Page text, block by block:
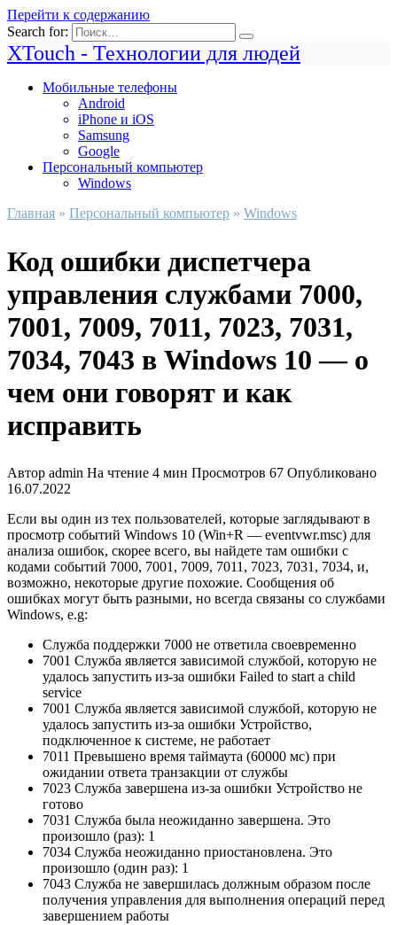
Перейти к содержанию
Search for:
XTouch - Технологии для людей
Мобильные телефоны
Android
iPhone и iOS
Samsung
Google
Персональный компьютер
Windows
Главная » Персональный компьютер » Windows
Код ошибки диспетчера
управления службами 7000,
7001, 7009, 7011, 7023, 7031,
7034, 7043 в Windows 10 — о
чем они говорят и как
исправить
Автор admin На чтение 4 мин Просмотров 67 Опубликовано
16.07.2022
Если вы один из тех пользователей, которые заглядывают в
просмотр событий Windows 10 (Win+R — eventvwr.msc) для
анализа ошибок, скорее всего, вы найдете там ошибки с
кодами событий 7000, 7001, 7009, 7011, 7023, 7031, 7034, и,
возможно, некоторые другие похожие. Сообщения об
ошибках могут быть разными, но всегда связаны со службами
Windows, e.g:
Служба поддержки 7000 не ответила своевременно
7001 Служба является зависимой службой, которую не
удалось запустить из-за ошибки Failed to start a child
service
7001 Служба является зависимой службой, которую не
удалось запустить из-за ошибки Устройство,
подключенное к системе, не работает
7011 Превышено время таймаута (60000 мс) при
ожидании ответа транзакции от службы
7023 Служба завершена из-за ошибки Устройство не
готово
7031 Служба была неожиданно завершена. Это
произошло (раз): 1
7034 Служба неожиданно приостановлена. Это
произошло (один раз): 1
7043 Служба не завершилась должным образом после
получения управления для выполнения операций перед
завершением работы